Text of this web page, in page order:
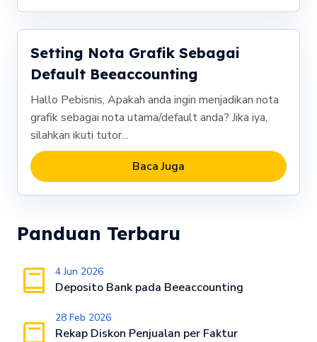
Setting Nota Grafik Sebagai
Default Beeaccounting
Hallo Pebisnis, Apakah anda ingin menjadikan nota
grafik sebagai nota utama/default anda? Jika iya,
silahkan ikuti tutor...
Baca Juga
Panduan Terbaru
4 Jun 2026
Deposito Bank pada Beeaccounting
28 Feb 2026
Rekap Diskon Penjualan per Faktur